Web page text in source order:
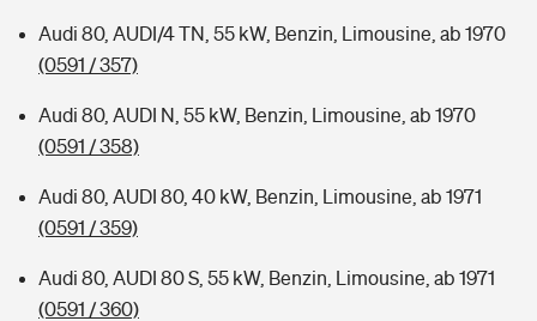
Audi 80, AUDI/4 TN, 55 kW, Benzin, Limousine, ab 1970
(0591 / 357)
Audi 80, AUDI N, 55 kW, Benzin, Limousine, ab 1970
(0591 / 358)
Audi 80, AUDI 80, 40 kW, Benzin, Limousine, ab 1971
(0591 / 359)
Audi 80, AUDI 80 S, 55 kW, Benzin, Limousine, ab 1971
(0591 / 360)